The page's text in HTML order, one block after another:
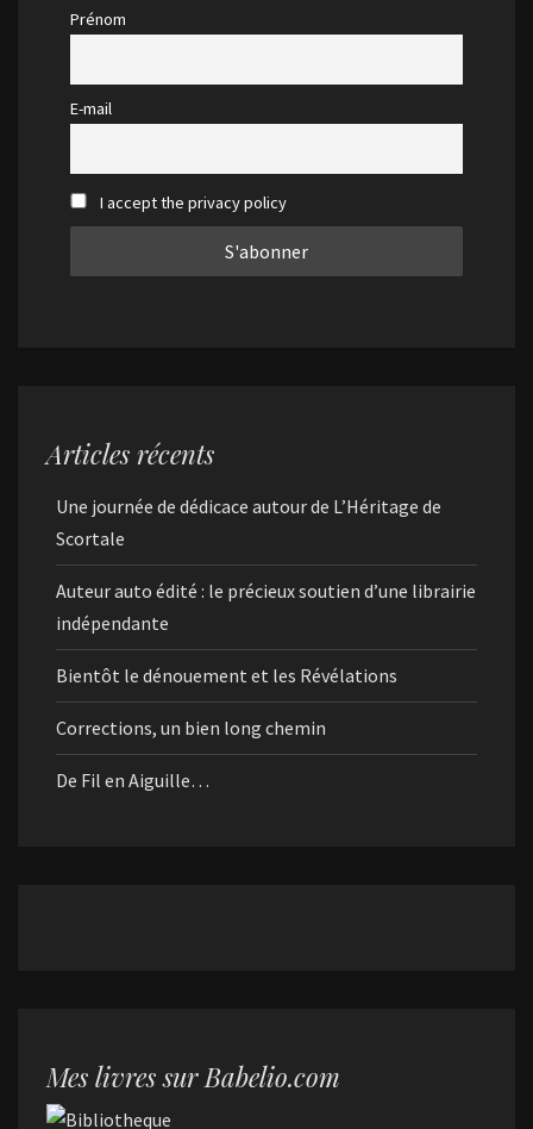
Prénom
E-mail
I accept the privacy policy
Articles récents
Une journée de dédicace autour de L’Héritage de
Scortale
Auteur auto édité : le précieux soutien d’une librairie
indépendante
Bientôt le dénouement et les Révélations
Corrections, un bien long chemin
De Fil en Aiguille…
Mes livres sur Babelio.com